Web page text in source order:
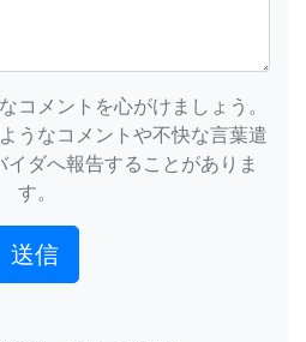
コメントを心がけましょう。
うなコメントや不快な言葉遣
ダへ報告することがありま
す。